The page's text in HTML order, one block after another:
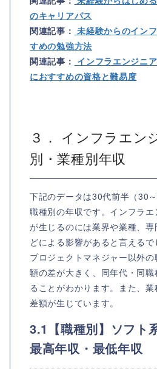
のキャリアパス
関連記事： 未経験からのイン
すめの勉強方法
関連記事： インフラエンジニ
におすすめの資格と難易度
３． インフラエン
別・業種別年収
下記のデータは30代前半（30
職種別の年収です。インフラ
が生じるのには業界や業種、
どによる影響があると言える
プロジェクトマネジャー以外
額の差が大きく、同年代・同
ることがわかります。また、
差額が生じています。
3.1【職種別】ソフト
最高年収・最低年収